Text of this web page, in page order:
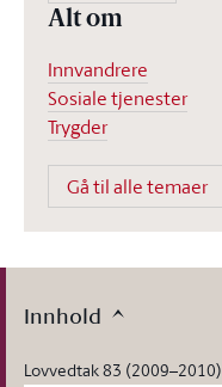
Alt om
Innvandrere
Sosiale tjenester
Trygder
Gå til alle temaer
Innhold
Lovvedtak 83 (2009–2010)